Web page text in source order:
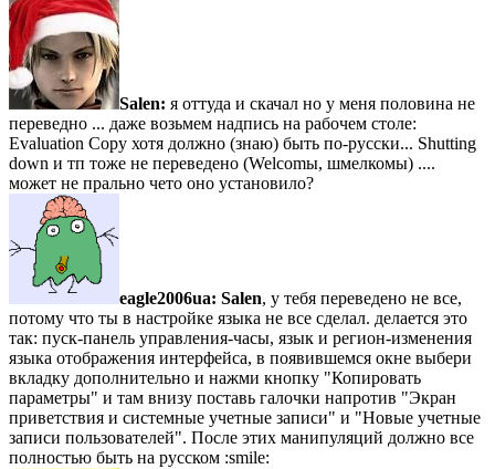
Salen: я оттуда и скачал но у меня половина не
переведно ... даже возьмем надпись на рабочем столе:
Evaluation Copy хотя должно (знаю) быть по-русски... Shutting
down и тп тоже не переведено (Welcomы, шмелкомы) ....
может не прально чето оно установило?
eagle2006ua: Salen, у тебя переведено не все,
потому что ты в настройке языка не все сделал. делается это
так: пуск-панель управления-часы, язык и регион-изменения
языка отображения интерфейса, в появившемся окне выбери
вкладку дополнительно и нажми кнопку "Копировать
параметры" и там внизу поставь галочки напротив "Экран
приветствия и системные учетные записи" и "Новые учетные
записи пользователей". После этих манипуляций должно все
полностью быть на русском :smile: